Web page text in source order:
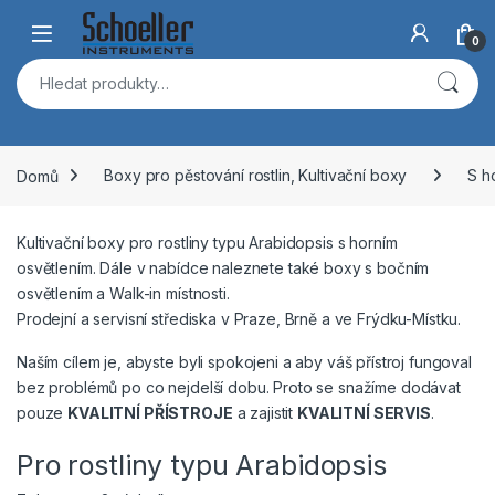
Skip to navigation
Skip to content
Open 0
Hledat:
Domů Boxy pro pěstování rostlin, Kultivační boxy S
Kultivační boxy pro rostliny typu Arabidopsis s horním
osvětlením. Dále v nabídce naleznete také boxy s bočním
osvětlením a Walk-in místnosti.
Prodejní a servisní střediska v Praze, Brně a ve Frýdku-Místku.
Naším cílem je, abyste byli spokojeni a aby váš přístroj fungoval
bez problémů po co nejdelší dobu. Proto se snažíme dodávat
pouze KVALITNÍ PŘÍSTROJE a zajistit KVALITNÍ SERVIS.
Pro rostliny typu Arabidopsis